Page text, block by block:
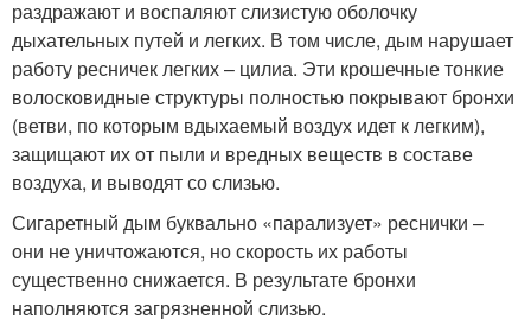
раздражают и воспаляют слизистую оболочку
дыхательных путей и легких. В том числе, дым нарушает
работу ресничек легких – цилиа. Эти крошечные тонкие
волосковидные структуры полностью покрывают бронхи
(ветви, по которым вдыхаемый воздух идет к легким),
защищают их от пыли и вредных веществ в составе
воздуха, и выводят со слизью.
Сигаретный дым буквально «парализует» реснички –
они не уничтожаются, но скорость их работы
существенно снижается. В результате бронхи
наполняются загрязненной слизью.